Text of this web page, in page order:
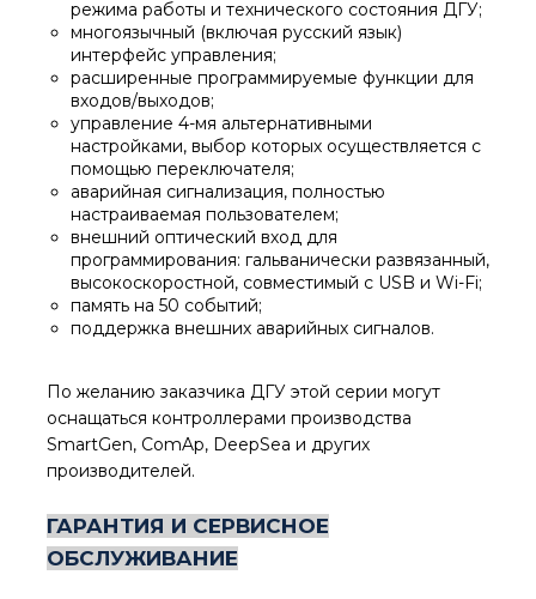
режима работы и технического состояния ДГУ;
многоязычный (включая русский язык)
интерфейс управления;
расширенные программируемые функции для
входов/выходов;
управление 4-мя альтернативными
настройками, выбор которых осуществляется с
помощью переключателя;
аварийная сигнализация, полностью
настраиваемая пользователем;
внешний оптический вход для
программирования: гальванически развязанный,
высокоскоростной, совместимый с USB и Wi-Fi;
память на 50 событий;
поддержка внешних аварийных сигналов.
По желанию заказчика ДГУ этой серии могут
оснащаться контроллерами производства
SmartGen, ComAp, DeepSea и других
производителей.
ГАРАНТИЯ И СЕРВИСНОЕ
ОБСЛУЖИВАНИЕ